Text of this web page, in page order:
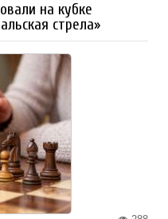
на кубке
стрела»